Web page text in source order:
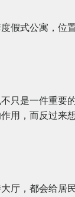
假式公寓，位
只是一件重要
用，而反过来
，都会给居